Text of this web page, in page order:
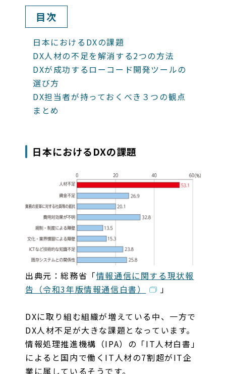
目次
日本におけるDXの課題
DX人材の不足を解消する2つの方法
DXが成功するローコード開発ツールの
選び方
DX担当者が持っておくべき３つの観点
まとめ
日本におけるDXの課題
出典元：総務省「情報通信に関する現状報
告（令和3年版情報通信白書）
」
DXに取り組む組織が増えている中、一方で
DX人材不足が大きな課題となっています。
情報処理推進機構（IPA）の「IT人材白書」
によると国内で働くIT人材の7割超がIT企
業に属しているそうです。